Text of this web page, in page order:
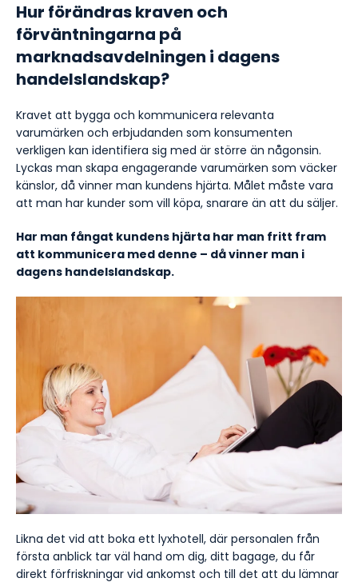
Hur förändras kraven och
förväntningarna på
marknadsavdelningen i dagens
handelslandskap?
Kravet att bygga och kommunicera relevanta
varumärken och erbjudanden som konsumenten
verkligen kan identifiera sig med är större än någonsin.
Lyckas man skapa engagerande varumärken som väcker
känslor, då vinner man kundens hjärta. Målet måste vara
att man har kunder som vill köpa, snarare än att du säljer.
Har man fångat kundens hjärta har man fritt fram
att kommunicera med denne – då vinner man i
dagens handelslandskap.
Likna det vid att boka ett lyxhotell, där personalen från
första anblick tar väl hand om dig, ditt bagage, du får
direkt förfriskningar vid ankomst och till det att du lämnar